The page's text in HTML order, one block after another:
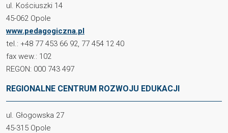
ul. Kościuszki 14
45-062 Opole
www.pedagogiczna.pl
tel.: +48 77 453 66 92, 77 454 12 40
fax wew.: 102
REGON: 000 743 497
REGIONALNE CENTRUM ROZWOJU EDUKACJI
ul. Głogowska 27
45-315 Opole